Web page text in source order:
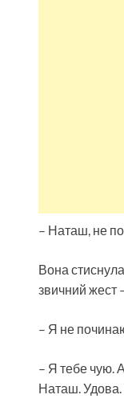
– Наташ, не
Вона
звичний жест
– Я не
– Я тебе чую.
Наташ. Удова.